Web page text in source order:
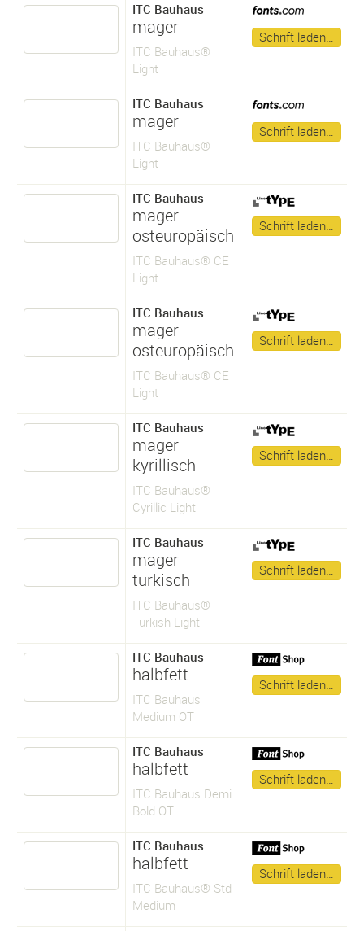
ITC Bauhaus
mager
ITC Bauhaus®
Light
Schrift laden…
ITC Bauhaus
mager
ITC Bauhaus®
Light
Schrift laden…
ITC Bauhaus
mager
osteuropäisch
ITC Bauhaus® CE
Light
Schrift laden…
ITC Bauhaus
mager
osteuropäisch
ITC Bauhaus® CE
Light
Schrift laden…
ITC Bauhaus
mager
kyrillisch
ITC Bauhaus®
Cyrillic Light
Schrift laden…
ITC Bauhaus
mager
türkisch
ITC Bauhaus®
Turkish Light
Schrift laden…
ITC Bauhaus
halbfett
ITC Bauhaus
Medium OT
Schrift laden…
ITC Bauhaus
halbfett
ITC Bauhaus Demi
Bold OT
Schrift laden…
ITC Bauhaus
halbfett
ITC Bauhaus® Std
Medium
Schrift laden…